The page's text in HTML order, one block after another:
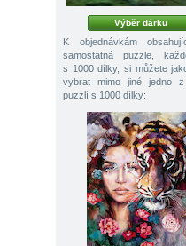
Výběr dárku
K objednávkám
samostatná puzzle,
s 1000 dílky, si můžete
vybrat mimo jiné jedno
puzzlí s 1000 dílky: